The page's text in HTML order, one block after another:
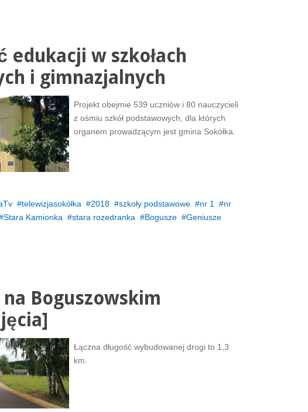
edukacji w szkołach
i gimnazjalnych
Projekt obejmie 539 uczniów i 80 nauczycieli
z ośmiu szkół podstawowych, dla których
organem prowadzącym jest gmina Sokółka.
telewizjasokółka 2018 szkoły podstawowe nr 1
nr
Stara Kamionka stara rozedranka Bogusze
Geniusze
Boguszowskim
Łączna długość wybudowanej drogi to 1,3
km.